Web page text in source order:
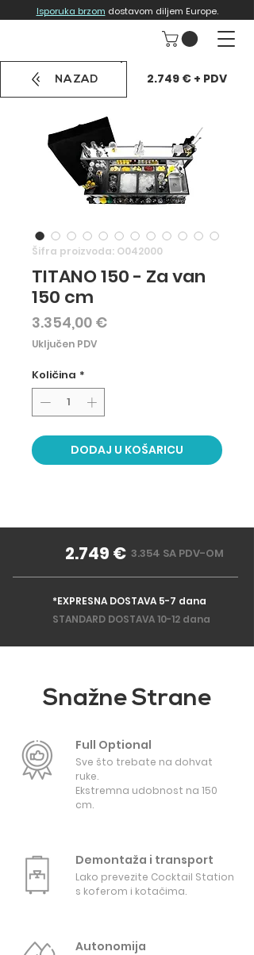
Isporuka brzom dostavom diljem Europe.
Šifra proizvoda: O042000
TITANO 150 - Za van
150 cm
3.354,00 €Cijena
Uključen PDV
Količina *
DODAJ U KOŠARICU
NAZAD 2.749 € + PDV
2.749 € 3.354 SA PDV-OM
*EXPRESNA DOSTAVA 5-7 dana
STANDARD DOSTAVA 10-12 dana
Snažne Strane
Full Optional
Sve što trebate na dohvat
ruke.
Ekstremna udobnost na 150
cm.
Demontaža i transport
Lako prevezite Cocktail Station
s koferom i kotačima.
Autonomija